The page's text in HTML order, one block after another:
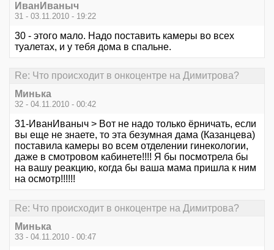
ИванИваныч
31 - 03.11.2010 - 19:22
30 - этого мало. Надо поставить камеры во всех
туалетах, и у тебя дома в спальне.
Re: Что происходит в онкоцентре на Димитрова?
Минька
32 - 04.11.2010 - 00:42
31-ИванИваныч > Вот не надо только ёрничать, если
вы еще не знаете, то эта безумная дама (Казанцева)
поставила камеры во всем отделении гинекологии,
даже в смотровом кабинете!!!! Я бы посмотрела бы
на вашу реакцию, когда бы ваша мама пришла к ним
на осмотр!!!!!!
Re: Что происходит в онкоцентре на Димитрова?
Минька
33 - 04.11.2010 - 00:47